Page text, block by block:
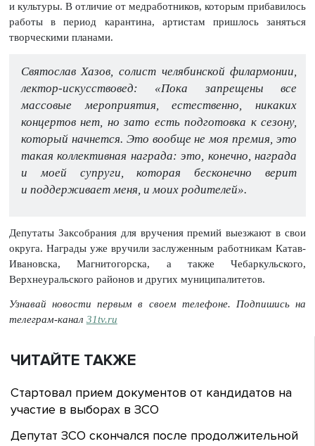
и культуры. В отличие от медработников, которым прибавилось
работы в период карантина, артистам пришлось заняться
творческими планами.
Святослав Хазов, солист челябинской филармонии,
лектор-искусствовед: «Пока запрещены все
массовые мероприятия, естественно, никаких
концертов нет, но зато есть подготовка к сезону,
который начнется. Это вообще не моя премия, это
такая коллективная награда: это, конечно, награда
и моей супруги, которая бесконечно верит
и поддерживает меня, и моих родителей».
Депутаты Заксобрания для вручения премий выезжают в свои
округа. Награды уже вручили заслуженным работникам Катав-
Ивановска, Магнитогорска, а также Чебаркульского,
Верхнеуральского районов и других муниципалитетов.
Узнавай новости первым в своем телефоне. Подпишись на
телеграм-канал 31tv.ru
ЧИТАЙТЕ ТАКЖЕ
Стартовал прием документов от кандидатов на
участие в выборах в ЗСО
Депутат ЗСО скончался после продолжительной